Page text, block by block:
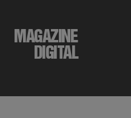
MAGAZINE
DIGITAL